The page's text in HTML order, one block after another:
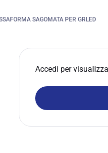
SAGOMATA PER GRLED
Accedi per